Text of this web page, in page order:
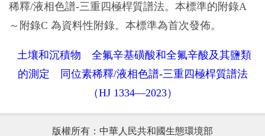
稀釋/液相色譜-三重四極桿質譜法。本標準的附錄A
～附錄C 為資料性附錄。本標準為首次發佈。
土壤和沉積物 全氟辛基磺酸和全氟辛酸及其鹽類
的測定 同位素稀釋/液相色譜-三重四極桿質譜法
（HJ 1334—2023）
版權所有：中華人民共和國生態環境部